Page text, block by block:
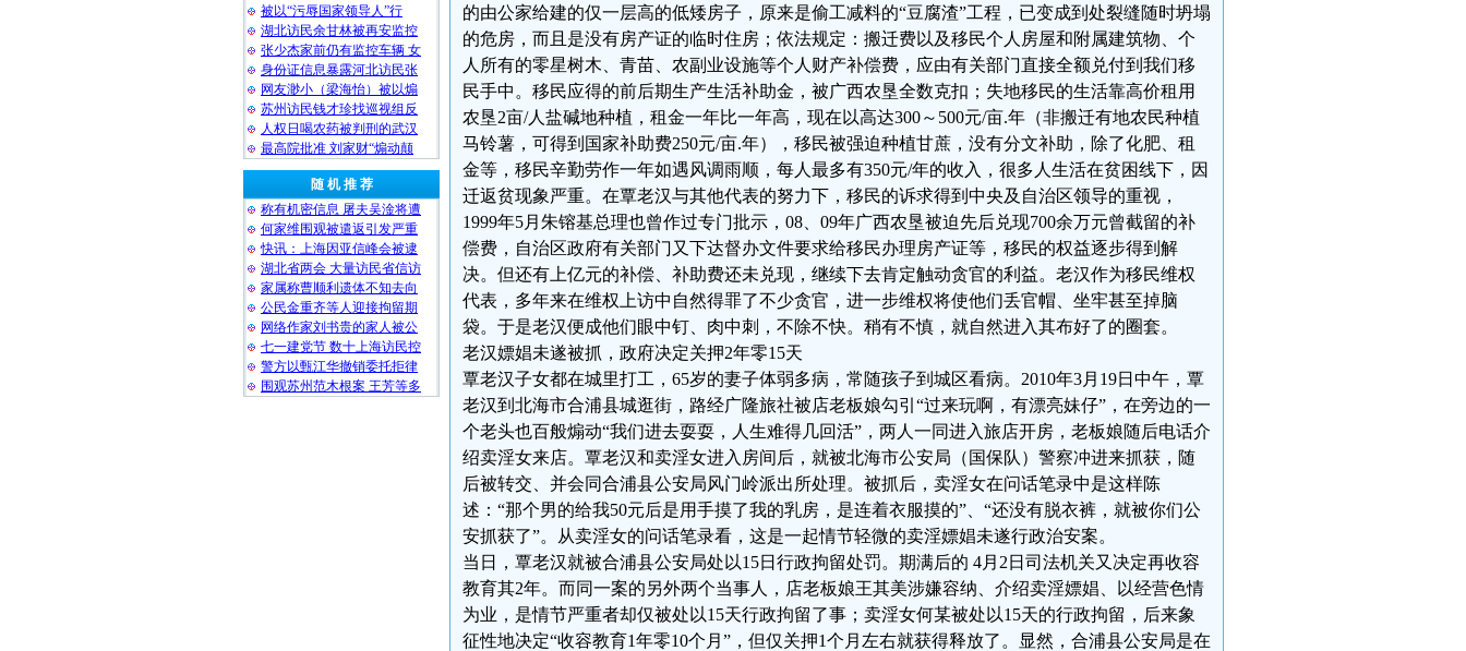
被以“污辱国家领导人”行
湖北访民余甘林被再安监控
张少杰家前仍有监控车辆 女
身份证信息暴露河北访民张
网友渺小（梁海怡）被以煽
苏州访民钱才珍找巡视组反
人权日喝农药被判刑的武汉
最高院批准 刘家财“煽动颠
随 机 推 荐
称有机密信息 屠夫吴淦将遭
何家维围观被遣返引发严重
快讯：上海因亚信峰会被逮
湖北省两会 大量访民省信访
家属称曹顺利遗体不知去向
公民金重齐等人迎接拘留期
网络作家刘书贵的家人被公
七一建党节 数十上海访民控
警方以甄江华撤销委托拒律
围观苏州范木根案 王芳等多
的由公家给建的仅一层高的低矮房子，原来是偷工减料的“豆腐渣”工程，已变成到处裂缝随时坍塌
的危房，而且是没有房产证的临时住房；依法规定：搬迁费以及移民个人房屋和附属建筑物、个
人所有的零星树木、青苗、农副业设施等个人财产补偿费，应由有关部门直接全额兑付到我们移
民手中。移民应得的前后期生产生活补助金，被广西农垦全数克扣；失地移民的生活靠高价租用
农垦2亩/人盐碱地种植，租金一年比一年高，现在以高达300～500元/亩.年（非搬迁有地农民种植
马铃薯，可得到国家补助费250元/亩.年），移民被强迫种植甘蔗，没有分文补助，除了化肥、租
金等，移民辛勤劳作一年如遇风调雨顺，每人最多有350元/年的收入，很多人生活在贫困线下，因
迁返贫现象严重。在覃老汉与其他代表的努力下，移民的诉求得到中央及自治区领导的重视，
1999年5月朱镕基总理也曾作过专门批示，08、09年广西农垦被迫先后兑现700余万元曾截留的补
偿费，自治区政府有关部门又下达督办文件要求给移民办理房产证等，移民的权益逐步得到解
决。但还有上亿元的补偿、补助费还未兑现，继续下去肯定触动贪官的利益。老汉作为移民维权
代表，多年来在维权上访中自然得罪了不少贪官，进一步维权将使他们丢官帽、坐牢甚至掉脑
袋。于是老汉便成他们眼中钉、肉中刺，不除不快。稍有不慎，就自然进入其布好了的圈套。
老汉嫖娼未遂被抓，政府决定关押2年零15天
覃老汉子女都在城里打工，65岁的妻子体弱多病，常随孩子到城区看病。2010年3月19日中午，覃
老汉到北海市合浦县城逛街，路经广隆旅社被店老板娘勾引“过来玩啊，有漂亮妹仔”，在旁边的一
个老头也百般煽动“我们进去耍耍，人生难得几回活”，两人一同进入旅店开房，老板娘随后电话介
绍卖淫女来店。覃老汉和卖淫女进入房间后，就被北海市公安局（国保队）警察冲进来抓获，随
后被转交、并会同合浦县公安局风门岭派出所处理。被抓后，卖淫女在问话笔录中是这样陈
述：“那个男的给我50元后是用手摸了我的乳房，是连着衣服摸的”、“还没有脱衣裤，就被你们公
安抓获了”。从卖淫女的问话笔录看，这是一起情节轻微的卖淫嫖娼未遂行政治安案。
当日，覃老汉就被合浦县公安局处以15日行政拘留处罚。期满后的 4月2日司法机关又决定再收容
教育其2年。而同一案的另外两个当事人，店老板娘王其美涉嫌容纳、介绍卖淫嫖娼、以经营色情
为业，是情节严重者却仅被处以15天行政拘留了事；卖淫女何某被处以15天的行政拘留，后来象
征性地决定“收容教育1年零10个月”，但仅关押1个月左右就获得释放了。显然，合浦县公安局是在